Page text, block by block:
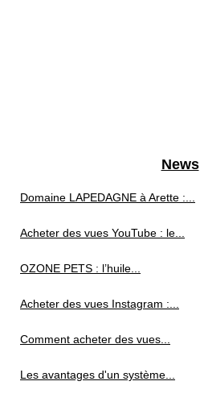
News
Domaine LAPEDAGNE à Arette :...
Acheter des vues YouTube : le...
OZONE PETS : l’huile...
Acheter des vues Instagram :...
Comment acheter des vues...
Les avantages d'un système...